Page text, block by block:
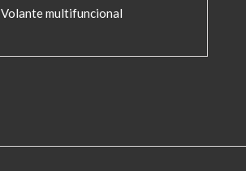
Volante multifuncional